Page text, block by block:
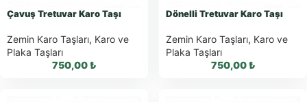
Çavuş Tretuvar Karo Taşı
Zemin Karo Taşları, Karo ve
Plaka Taşları
750,00₺
Dönelli Tretuvar Karo Taşı
Zemin Karo Taşları, Karo ve
Plaka Taşları
750,00₺